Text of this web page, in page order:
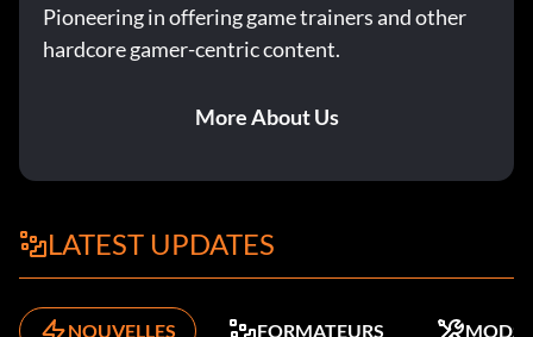
Pioneering in offering game trainers and other
hardcore gamer-centric content.
More About Us
LATEST UPDATES
NOUVELLES FORMATEURS MODS